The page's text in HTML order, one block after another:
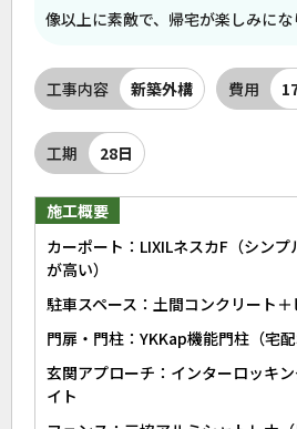
像以上に素敵で、帰宅が楽しみにな
工事内容 新築外構 費用
工期 28日
施工概要
カーポート：LIXILネスカF（シン
が高い）
駐車スペース：土間コンクリート
門扉・門柱：YKKap機能門柱（宅配
玄関アプローチ：インターロッキ
イト